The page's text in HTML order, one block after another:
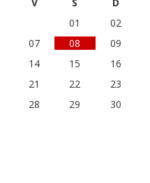
01
02
07 08
09
14 15
16
21 22
23
28 29
30